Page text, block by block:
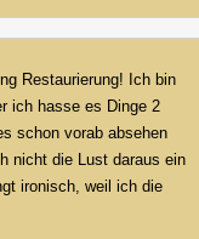
Restaurierung! Ich bin
ich hasse es Dinge 2
schon vorab absehen
nicht die Lust daraus ein
ironisch, weil ich die